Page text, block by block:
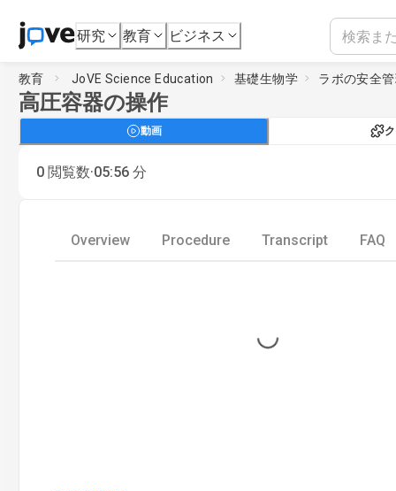
研究 教育 ビジネス
教育 JoVE Science Education 基礎生物学 ラボの安全
高圧容器の操作
動画
0 閲覧数·05:56 分
Overview Procedure Transcript FAQ
Loading...